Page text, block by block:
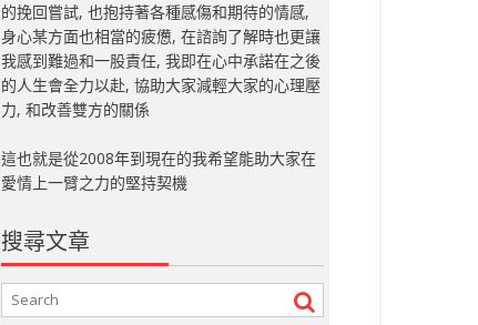
的挽回嘗試, 也抱持著各種感傷和期待的情感,
身心某方面也相當的疲憊, 在諮詢了解時也更讓
我感到難過和一股責任, 我即在心中承諾在之後
的人生會全力以赴, 協助大家減輕大家的心理壓
力, 和改善雙方的關係
這也就是從2008年到現在的我希望能助大家在
愛情上一臂之力的堅持契機
搜尋文章